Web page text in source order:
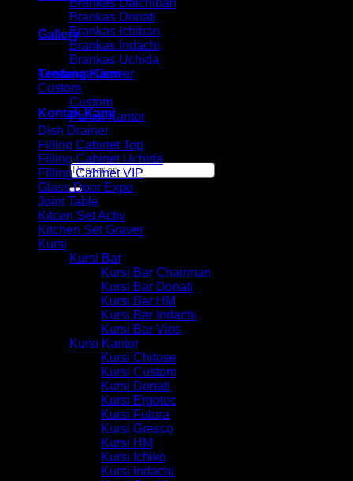
Gallery
Tentang Kami
Kontak Kami
Pencarian
untuk:
Brankas Daichiban
Brankas Donati
Brankas Ichiban
Brankas Indachi
Brankas Uchida
Credenza Graver
Custom
Custom
Partisi Kantor
Dish Drainer
Filling Cabinet Top
Filling Cabinet Uchida
Filling Cabinet VIP
Glass Door Expo
Joint Table
Kitcen Set Activ
Kitchen Set Graver
Kursi
Kursi Bar
Kursi Bar Chairman
Kursi Bar Donati
Kursi Bar HM
Kursi Bar Indachi
Kursi Bar Vios
Kursi Kantor
Kursi Chitose
Kursi Custom
Kursi Donati
Kursi Ergotec
Kursi Futura
Kursi Gresco
Kursi HM
Kursi Ichiko
Kursi Indachi